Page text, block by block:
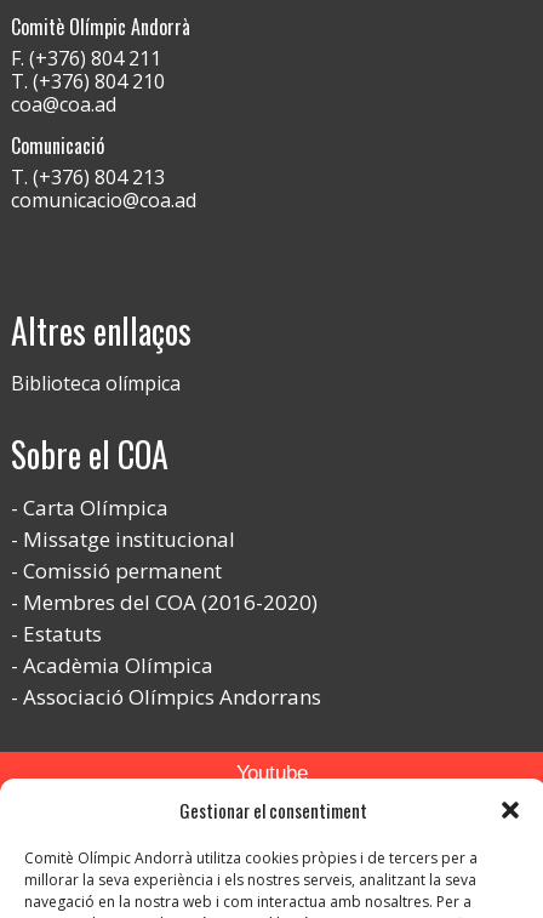
Gestionar el consentiment
Comitè Olímpic Andorrà utilitza cookies pròpies i de tercers per a
millorar la seva experiència i els nostres serveis, analitzant la seva
navegació en la nostra web i com interactua amb nosaltres. Per a
Comitè Olímpic Andorrà
F. (+376) 804 211
T. (+376) 804 210
coa@coa.ad
Comunicació
T. (+376) 804 213
comunicacio@coa.ad
Altres enllaços
Biblioteca olímpica
Sobre el COA
Carta Olímpica
Missatge institucional
Comissió permanent
Membres del COA (2016-2020)
Estatuts
Acadèmia Olímpica
Associació Olímpics Andorrans
Youtube
Flickr
Instagram